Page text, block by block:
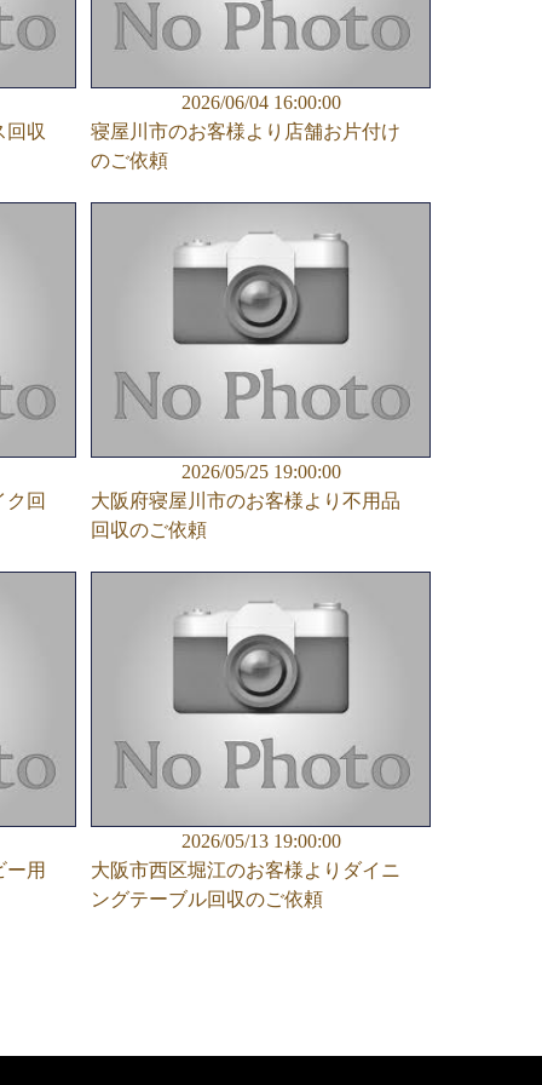
回収
2026/06/04 16:00:00
寝屋川市のお客様より店舗お片付け
のご依頼
ク回
2026/05/25 19:00:00
大阪府寝屋川市のお客様より不用品
回収のご依頼
ー用
2026/05/13 19:00:00
大阪市西区堀江のお客様よりダイニ
ングテーブル回収のご依頼